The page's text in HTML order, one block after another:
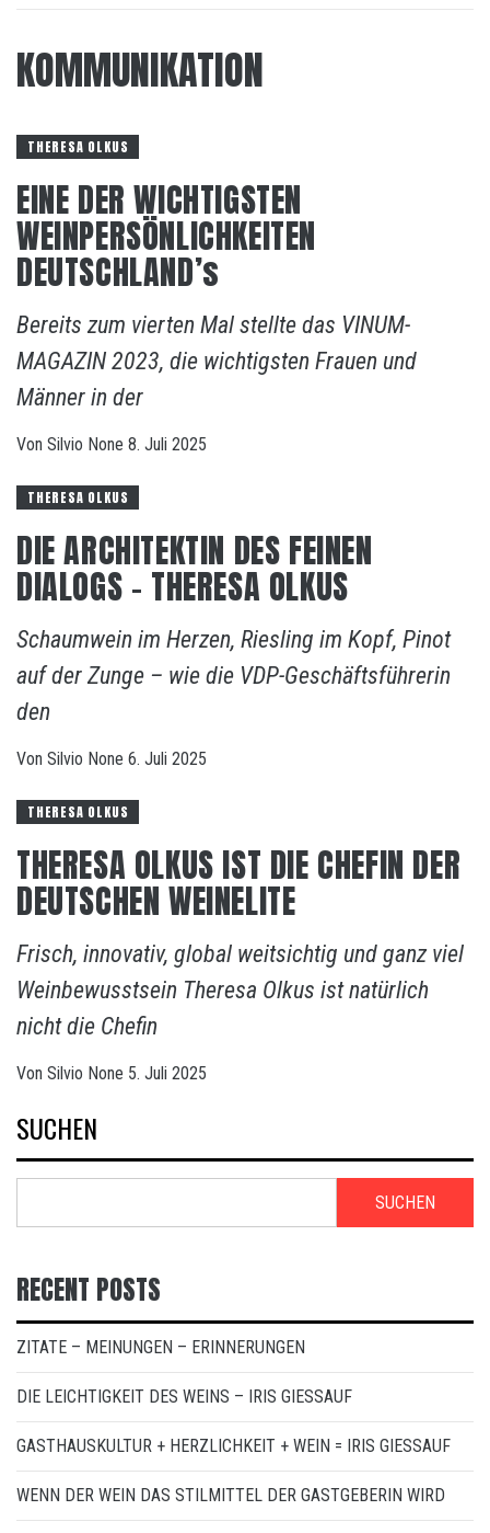
KOMMUNIKATION
THERESA OLKUS
EINE DER WICHTIGSTEN
WEINPERSÖNLICHKEITEN
DEUTSCHLAND’s
Bereits zum vierten Mal stellte das VINUM-
MAGAZIN 2023, die wichtigsten Frauen und
Männer in der
Von Silvio None 8. Juli 2025
THERESA OLKUS
DIE ARCHITEKTIN DES FEINEN
DIALOGS – THERESA OLKUS
Schaumwein im Herzen, Riesling im Kopf, Pinot
auf der Zunge – wie die VDP-Geschäftsführerin
den
Von Silvio None 6. Juli 2025
THERESA OLKUS
THERESA OLKUS IST DIE CHEFIN DER
DEUTSCHEN WEINELITE
Frisch, innovativ, global weitsichtig und ganz viel
Weinbewusstsein Theresa Olkus ist natürlich
nicht die Chefin
Von Silvio None 5. Juli 2025
SUCHEN
SUCHEN
RECENT POSTS
ZITATE – MEINUNGEN – ERINNERUNGEN
DIE LEICHTIGKEIT DES WEINS – IRIS GIESSAUF
GASTHAUSKULTUR + HERZLICHKEIT + WEIN = IRIS GIESSAUF
WENN DER WEIN DAS STILMITTEL DER GASTGEBERIN WIRD